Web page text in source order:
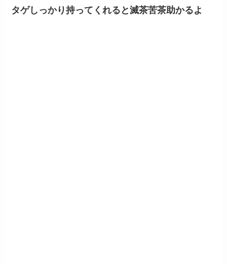
タゲしっかり持ってくれると滅茶苦茶助かるよ